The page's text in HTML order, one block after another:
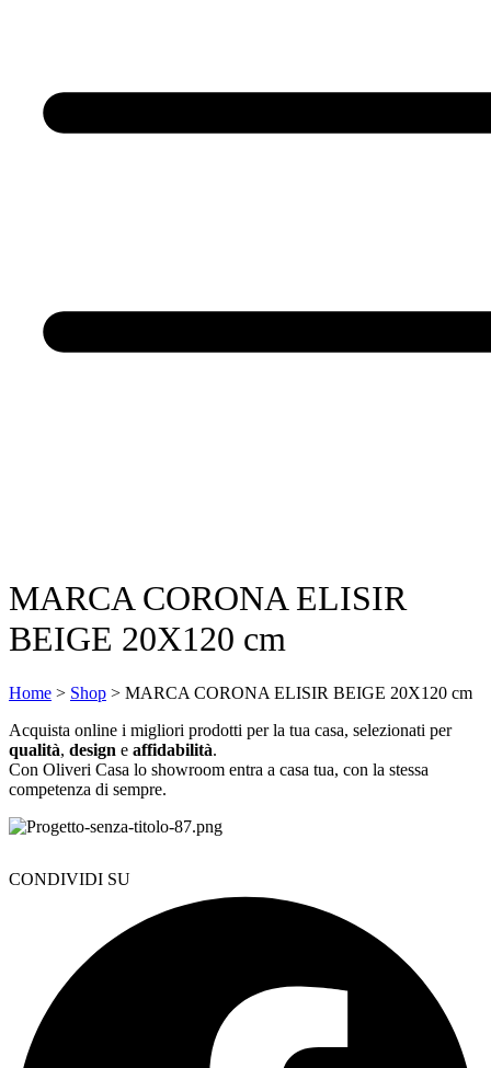
MARCA CORONA ELISIR
BEIGE 20X120 cm
Home > Shop > MARCA CORONA ELISIR BEIGE 20X120 cm
Acquista online i migliori prodotti per la tua casa, selezionati per
qualità, design e affidabilità.
Con Oliveri Casa lo showroom entra a casa tua, con la stessa
competenza di sempre.
CONDIVIDI SU